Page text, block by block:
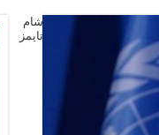
شام
تايمز